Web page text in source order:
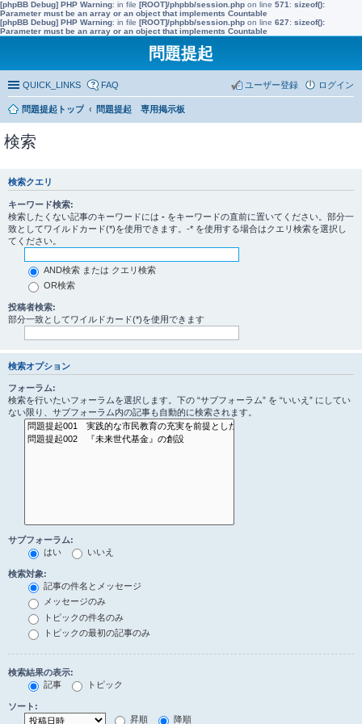
[phpBB Debug] PHP Warning: in file [ROOT]/phpbb/session.php on line 571 : sizeof():
Parameter must be an array or an object that implements Countable
[phpBB Debug] PHP Warning: in file [ROOT]/phpbb/session.php on line 627: sizeof():
Parameter must be an array or an object that implements Countable
問題提起
QUICK_LINKS FAQ ログイン
ユーザー登録
問題提起トップ 問題提起 専用掲示板
検索
検索クエリ
キーワード検索:
検索したくない記事のキーワードには - をキーワードの直前に置いてください。部分一
致としてワイルドカード(*)を使用できます。-* を使用する場合はクエリ検索を選択し
てください。
AND検索 または クエリ検索
OR検索
投稿者検索:
部分一致としてワイルドカード(*)を使用できます
検索オプション
フォーラム:
検索を行いたいフォーラムを選択します。下の “サブフォーラム” を “いいえ” にしてい
ない限り、サブフォーラム内の記事も自動的に検索されます。
サブフォーラム:
はい
いいえ
検索対象:
記事の件名とメッセージ
メッセージのみ
トピックの件名のみ
トピックの最初の記事のみ
検索結果の表示:
記事
トピック
ソート:
昇順
降順